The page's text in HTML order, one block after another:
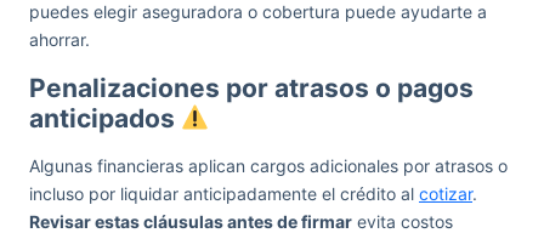
puedes elegir aseguradora o cobertura puede ayudarte a
ahorrar.
Penalizaciones por atrasos o pagos
anticipados
Algunas financieras aplican cargos adicionales por atrasos o
incluso por liquidar anticipadamente el crédito al cotizar.
Revisar estas cláusulas antes de firmar evita costos